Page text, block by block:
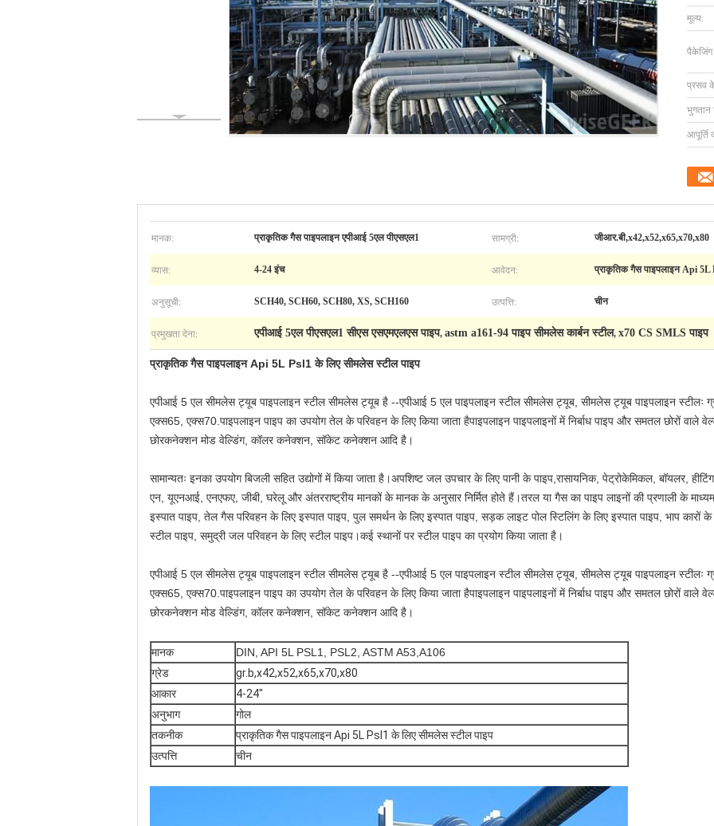
मूल्य:
पैकेजिंग
प्रसव
भुगतान
आपूर्ति
मानक: प्राकृतिक गैस पाइपलाइन एपीआई 5एल पीएसएल1 सामग्री: जीआर.बी,x42,x52,x65,x70,x80
व्यास: 4-24 इंच आवेदन: प्राकृतिक गैस पाइपलाइन Api 5L
अनुसूची: SCH40, SCH60, SCH80, XS, SCH160 उत्पत्ति: चीन
प्रमुखता देना: एपीआई 5एल पीएसएल1 सीएस एसएमएलएस पाइप, astm a161-94 पाइप सीमलेस कार्बन स्टील, x70 CS SMLS पाइप
प्राकृतिक गैस पाइपलाइन Api 5L Psl1 के लिए सीमलेस स्टील पाइप
एपीआई 5 एल सीमलेस ट्यूब पाइपलाइन स्टील सीमलेस ट्यूब है --एपीआई 5 एल पाइपलाइन स्टील सीमलेस ट्यूब, सीमलेस ट्यूब पाइपलाइन
एक्स65, एक्स70.पाइपलाइन पाइप का उपयोग तेल के परिवहन के लिए किया जाता हैपाइपलाइन पाइपलाइनों में निर्बाध पाइप और समतल छोरों वाले
छोरकनेक्शन मोड वेल्डिंग, कॉलर कनेक्शन, सॉकेट कनेक्शन आदि है।
सामान्यतः इनका उपयोग बिजली सहित उद्योगों में किया जाता है।अपशिष्ट जल उपचार के लिए पानी के पाइप, रासायनिक, पेट्रोकेमिकल, बॉयलर,
एन, यूएनआई, एनएफए, जीबी, घरेलू और अंतरराष्ट्रीय मानकों के मानक के अनुसार निर्मित होते हैं।तरल या गैस का पाइप लाइनों की प्रणाली के माध्यम
इस्पात पाइप, तेल गैस परिवहन के लिए इस्पात पाइप, पुल समर्थन के लिए इस्पात पाइप, सड़क लाइट पोल स्टिलिंग के लिए इस्पात पाइप, भाप कारों
स्टील पाइप, समुद्री जल परिवहन के लिए स्टील पाइप।कई स्थानों पर स्टील पाइप का प्रयोग किया जाता है।
एपीआई 5 एल सीमलेस ट्यूब पाइपलाइन स्टील सीमलेस ट्यूब है --एपीआई 5 एल पाइपलाइन स्टील सीमलेस ट्यूब, सीमलेस ट्यूब पाइपलाइन
एक्स65, एक्स70.पाइपलाइन पाइप का उपयोग तेल के परिवहन के लिए किया जाता हैपाइपलाइन पाइपलाइनों में निर्बाध पाइप और समतल छोरों वाले
छोरकनेक्शन मोड वेल्डिंग, कॉलर कनेक्शन, सॉकेट कनेक्शन आदि है।
मानक
DIN, API 5L PSL1, PSL2, ASTM A53,A106
ग्रेड
gr.b,x42,x52,x65,x70,x80
आकार
4-24"
अनुभाग
गोल
तकनीक
प्राकृतिक गैस पाइपलाइन Api 5L Psl1 के लिए सीमलेस स्टील पाइप
उत्पत्ति
चीन